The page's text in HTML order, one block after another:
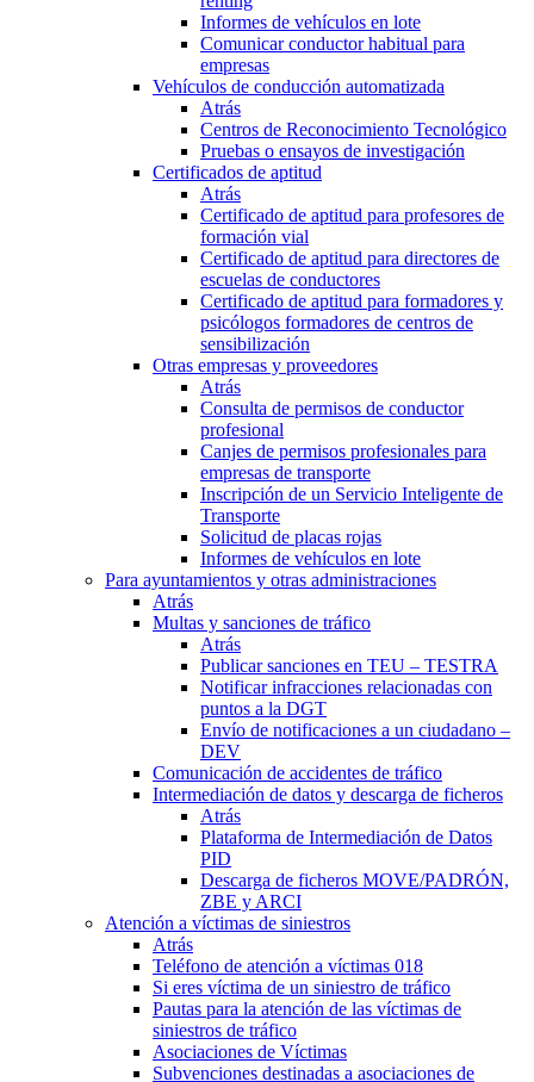
Informes de vehículos en lote
Comunicar conductor habitual para
empresas
Vehículos de conducción automatizada
Atrás
Centros de Reconocimiento Tecnológico
Pruebas o ensayos de investigación
Certificados de aptitud
Atrás
Certificado de aptitud para profesores de
formación vial
Certificado de aptitud para directores de
escuelas de conductores
Certificado de aptitud para formadores y
psicólogos formadores de centros de
sensibilización
Otras empresas y proveedores
Atrás
Consulta de permisos de conductor
profesional
Canjes de permisos profesionales para
empresas de transporte
Inscripción de un Servicio Inteligente de
Transporte
Solicitud de placas rojas
Informes de vehículos en lote
Para ayuntamientos y otras administraciones
Atrás
Multas y sanciones de tráfico
Atrás
Publicar sanciones en TEU – TESTRA
Notificar infracciones relacionadas con
puntos a la DGT
Envío de notificaciones a un ciudadano –
DEV
Comunicación de accidentes de tráfico
Intermediación de datos y descarga de ficheros
Atrás
Plataforma de Intermediación de Datos
PID
Descarga de ficheros MOVE/PADRÓN,
ZBE y ARCI
Atención a víctimas de siniestros
Atrás
Teléfono de atención a víctimas 018
Si eres víctima de un siniestro de tráfico
Pautas para la atención de las víctimas de
siniestros de tráfico
Asociaciones de Víctimas
Subvenciones destinadas a asociaciones de